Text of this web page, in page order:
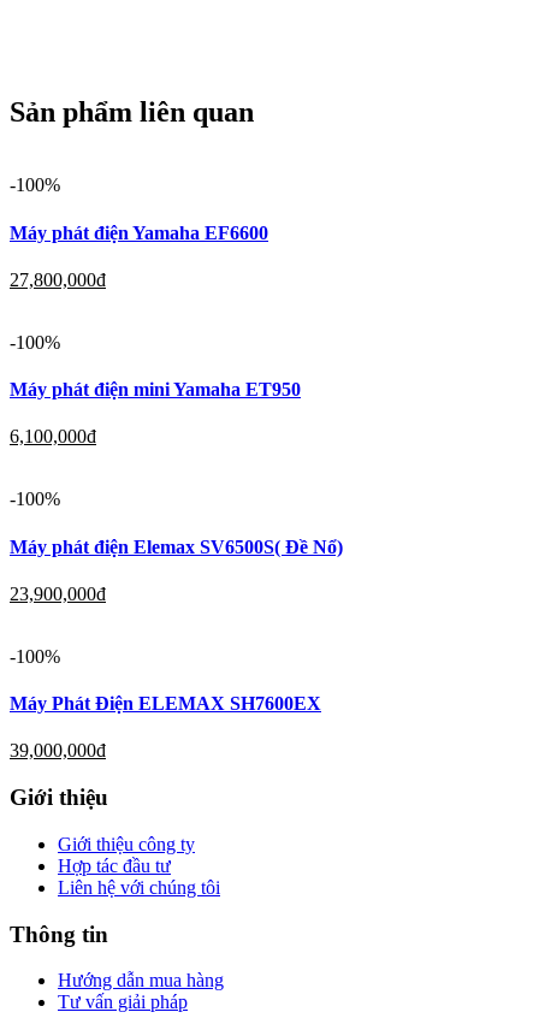
Sản phẩm liên quan
-100%
Máy phát điện Yamaha EF6600
27,800,000đ
-100%
Máy phát điện mini Yamaha ET950
6,100,000đ
-100%
Máy phát điện Elemax SV6500S( Đề Nổ)
23,900,000đ
-100%
Máy Phát Điện ELEMAX SH7600EX
39,000,000đ
Giới thiệu
Giới thiệu công ty
Hợp tác đầu tư
Liên hệ với chúng tôi
Thông tin
Hướng dẫn mua hàng
Tư vấn giải pháp